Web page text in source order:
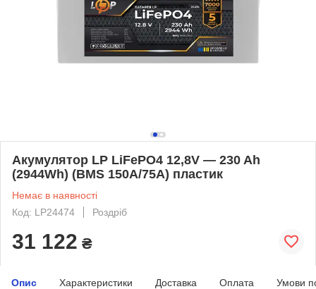
Акумулятор LP LiFePO4 12,8V — 230 Ah
(2944Wh) (BMS 150A/75A) пластик
Немає в наявності
Код: LP24474
Роздріб
31 122 ₴
Опис Характеристики Доставка Оплата Умови